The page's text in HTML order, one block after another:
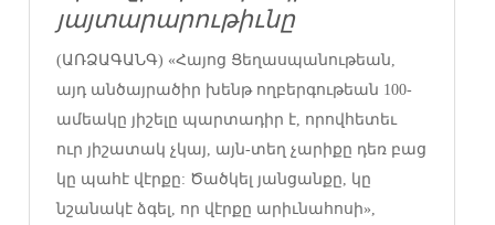
յայտարարութիւնը
(ԱՌՁԱԳԱՆԳ) «Հայոց Ցեղասպանութեան,
այդ անծայրածիր խենթ ողբերգութեան 100-
ամեակը յիշելը պարտադիր է, որովհետեւ
ուր յիշատակ չկայ, այն-տեղ չարիքը դեռ բաց
կը պահէ վէրքը: Ծածկել յանցանքը, կը
նշանակէ ձգել, որ վէրքը արիւնահոսի»,